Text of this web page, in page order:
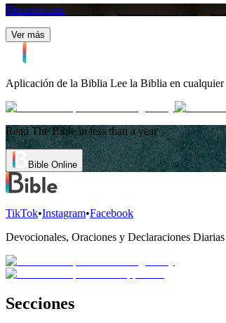
Resurrección
Ver más
Aplicación de la Biblia Lee la Biblia en
Read The Bible in less than a year
Bible Online
TikTok•Instagram•Facebook
Devocionales, Oraciones y Declaraciones Diarias
Secciones